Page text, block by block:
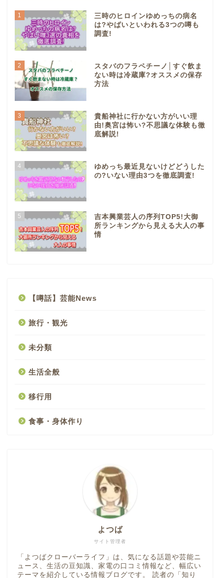
1
三時のヒロインゆめっちの病名
は?やばいといわれる3つの噂も
調査!
2
スタバのフラペチーノ│すぐ飲ま
ない時は冷蔵庫?オススメの保存
方法
3
貴船神社に行かない方がいい理
由!奥宮は怖い?不思議な体験も徹
底解説!
4
ゆめっち最近見ないけどどうした
の?いない理由3つを徹底調査!
5
吉本興業芸人の序列TOP5!大御
所ランキングから見える大人の事
情
【噂話】芸能News
旅行・観光
未分類
生活全般
移行用
食事・身体作り
サイト管理者
よつば
「よつばクローバーライフ」は、気になる話題や芸能ニ
ュース、生活の豆知識、家電の口コミ情報など、幅広い
テーマを紹介している情報ブログです。 読者の「知り